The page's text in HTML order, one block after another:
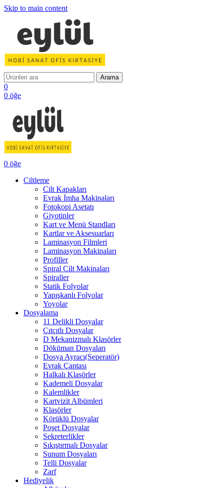
Skip to main content
Arama
0
0 öğe
0 öğe
Ciltleme
Cilt Kapakları
Evrak İmha Makinaları
Fotokopi Asetatı
Giyotinler
Kart ve Menü Standları
Kartlar ve Aksesuarları
Laminasyon Filmleri
Laminasyon Makinaları
Profiller
Spiral Cilt Makinaları
Spiraller
Statik Folyolar
Yapışkanlı Folyolar
Yoyolar
Dosyalama
11 Delikli Dosyalar
Çıtçıtlı Dosyalar
D Mekanizmalı Klasörler
Döküman Dosyaları
Dosya Ayracı(Seperatör)
Evrak Çantası
Halkalı Klasörler
Kademeli Dosyalar
Kalemlikler
Kartvizit Albümleri
Klasörler
Körüklü Dosyalar
Poşet Dosyalar
Sekreterlikler
Sıkıştırmalı Dosyalar
Sunum Dosyaları
Telli Dosyalar
Zarf
Hediyelik